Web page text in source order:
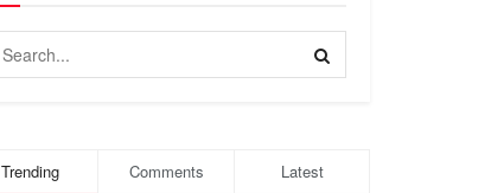
Trending Comments Latest